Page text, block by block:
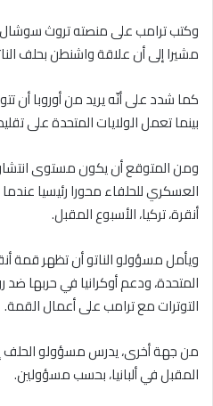
وكتب ترامب على منصته تروث سوشال:
مشيرا إلى أن علاقة واشنطن بحلف
كما شدد على أنّه يريد من أوروبا أن
بينما تعمل الولايات المتحدة على
ومن المتوقع أن يكون مستوى انتشار
العسكري للحلفاء محورا رئيسيا
أنقرة، تركيا، الأسبوع المقبل.
ويأمل مسؤولو الناتو أن تظهر قمة
المتحدة، ودعم أوكرانيا في حربها
التوترات مع ترامب على أعمال القمة.
من جهة أخرى، يدرس مسؤولو
المقبل في ألبانيا، بحسب مسؤولين.